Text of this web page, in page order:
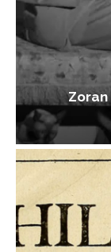
Zoran